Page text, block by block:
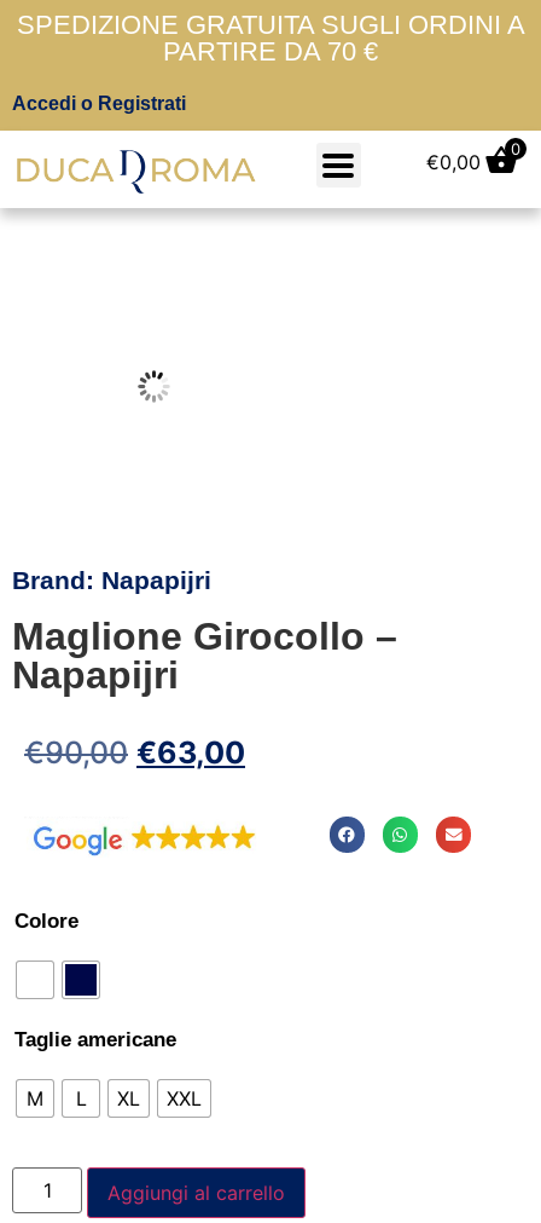
SPEDIZIONE GRATUITA SUGLI ORDINI A
PARTIRE DA 70 €
Accedi o Registrati
€0,00
0
Brand: Napapijri
Maglione Girocollo –
Napapijri
€90,00 €63,00
Colore
Taglie americane
M L XL XXL
Aggiungi al carrello